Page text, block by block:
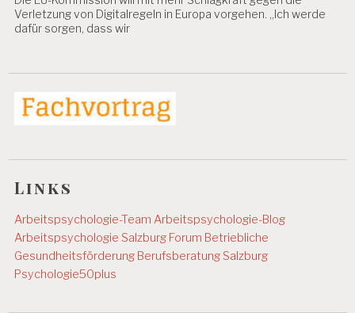
Verletzung von Digitalregeln in Europa vorgehen. „Ich werde
dafür sorgen, dass wir
Links
Arbeitspsychologie-TeamArbeitspsychologie-Blog
Arbeitspsychologie Salzburg Forum Betriebliche
Gesundheitsförderung Berufsberatung Salzburg
Psychologie50plus